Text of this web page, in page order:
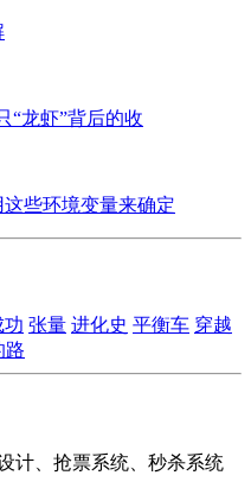
“龙虾”背后的收
些环境变量来确定
功 张量 进化史 平衡车 穿越
路
计、抢票系统、秒杀系统